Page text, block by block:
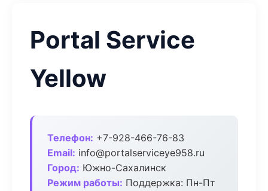
Portal Service
Yellow
Телефон: +7-928-466-76-83
Email: info@portalserviceye958.ru
Город: Южно-Сахалинск
Режим работы: Поддержка: Пн-Пт